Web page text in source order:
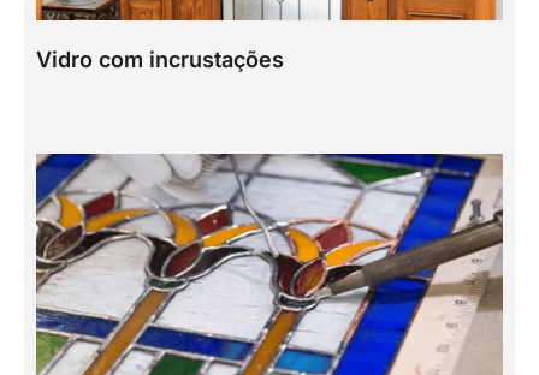
Vidro com incrustações